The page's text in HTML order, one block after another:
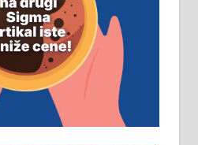
Рудник
запошљава 20
Услови:
пожељно радно
и сличним
и неопходан
смештај,
032/57-41-122 –